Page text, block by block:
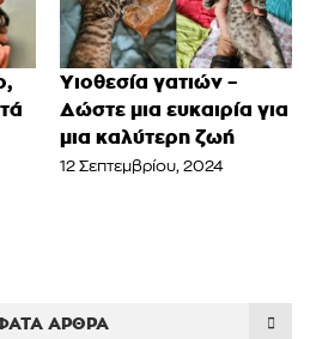
Υιοθεσία γατιών –
Δώστε μια ευκαιρία για
μια καλύτερη ζωή
12 Σεπτεμβρίου, 2024
ΆΡΘΡΑ